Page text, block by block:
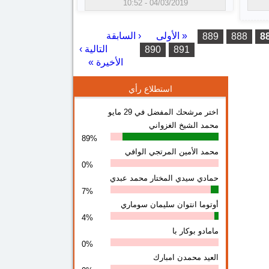
04/03/2019 - 10:52
« الأولى ‹ السابقة 888
889
890
891
التالية ›
الأخيرة »
استطلاع رأي
اختر مرشحك المفضل في 29 مايو
محمد الشيخ الغزواني
89%
محمد الأمين المرتجي الوافي
0%
حمادي سيدي المختار محمد عبدي
7%
أوتوما انتوان سلیمان سوماري
4%
مامادو بوكار با
0%
العيد محمدن امبارك